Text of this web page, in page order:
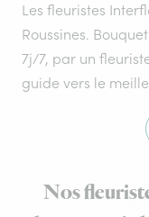
Les fleuristes
Roussines.
7j/7, par un
guide vers le
Nos